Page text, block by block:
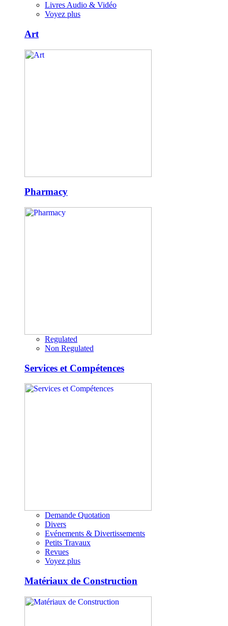
Livres Audio & Vidéo
Voyez plus
Art
Pharmacy
Regulated
Non Regulated
Services et Compétences
Demande Quotation
Divers
Evénements & Divertissements
Petits Travaux
Revues
Voyez plus
Matériaux de Construction